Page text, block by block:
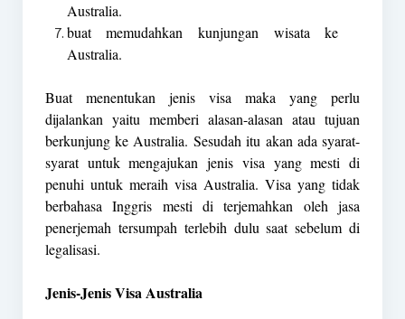
Australia.
buat memudahkan kunjungan wisata ke
Australia.
Buat menentukan jenis visa maka yang perlu
dijalankan yaitu memberi alasan-alasan atau tujuan
berkunjung ke Australia. Sesudah itu akan ada syarat-
syarat untuk mengajukan jenis visa yang mesti di
penuhi untuk meraih visa Australia. Visa yang tidak
berbahasa Inggris mesti di terjemahkan oleh jasa
penerjemah tersumpah terlebih dulu saat sebelum di
legalisasi.
Jenis-Jenis Visa Australia